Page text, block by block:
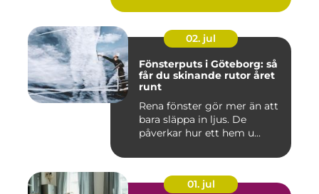
02. jul
Fönsterputs i Göteborg: så
får du skinande rutor året
runt
Rena fönster gör mer än att
bara släppa in ljus. De
påverkar hur ett hem u...
01. jul